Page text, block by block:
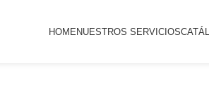
HOMENUESTROS SERVICIOS